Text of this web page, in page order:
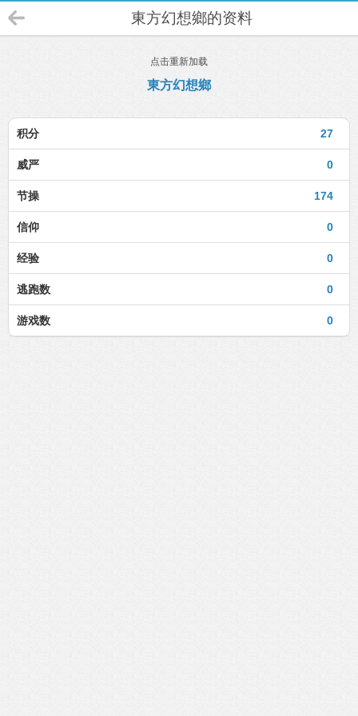
東方幻想鄉的资料
点击重新加载
東方幻想鄉
27
积分
0
威严
174
节操
0
信仰
0
经验
0
逃跑数
0
游戏数